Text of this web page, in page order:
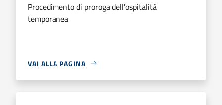
Procedimento di proroga dell'ospitalità
temporanea
VAI ALLA PAGINA